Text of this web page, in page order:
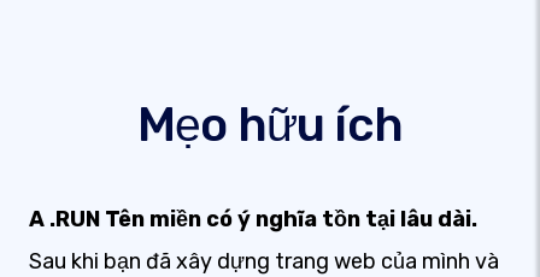
Mẹo hữu ích
A .RUN Tên miền có ý nghĩa tồn tại lâu dài.
Sau khi bạn đã xây dựng trang web của mình và